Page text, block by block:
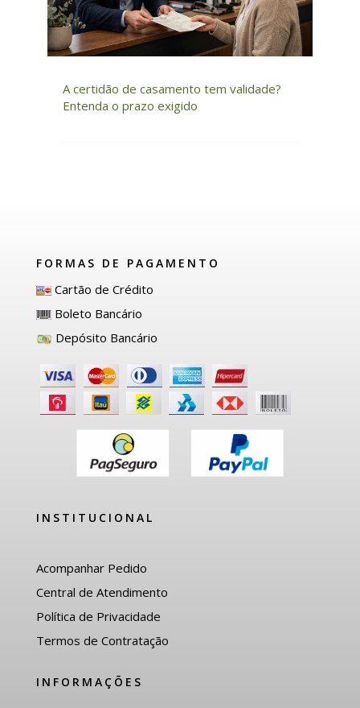
A certidão de casamento tem validade?
Entenda o prazo exigido
FORMAS DE PAGAMENTO
Cartão de Crédito
Boleto Bancário
Depósito Bancário
INSTITUCIONAL
Acompanhar Pedido
Central de Atendimento
Política de Privacidade
Termos de Contratação
INFORMAÇÕES